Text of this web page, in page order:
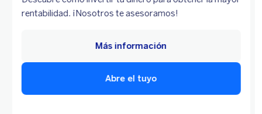
rentabilidad. ¡Nosotros te asesoramos!
Abre el tuyo
Más información